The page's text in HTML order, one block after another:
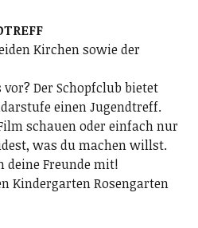
Kirchen sowie der
Der Schopfclub bietet
einen Jugendtreff.
schauen oder einfach nur
was du machen willst.
deine Freunde mit!
Kindergarten Rosengarten